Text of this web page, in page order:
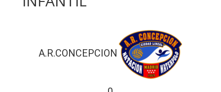
A.R.CONCEPCION